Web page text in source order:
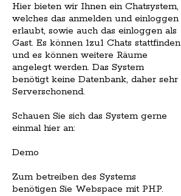
Hier bieten wir Ihnen ein Chatsystem,
welches das anmelden und einloggen
erlaubt, sowie auch das einloggen als
Gast. Es können 1zu1 Chats stattfinden
und es können weitere Räume
angelegt werden. Das System
benötigt keine Datenbank, daher sehr
Serverschonend.
Schauen Sie sich das System gerne
einmal hier an:
Demo
Zum betreiben des Systems
benötigen Sie Webspace mit PHP.